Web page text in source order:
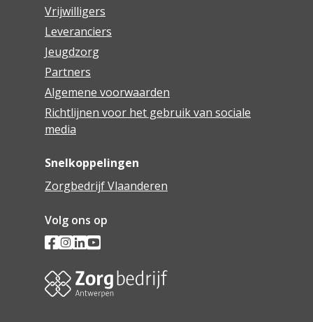
Vrijwilligers
Leveranciers
Jeugdzorg
Partners
Algemene voorwaarden
Richtlijnen voor het gebruik van sociale
media
Snelkoppelingen
Zorgbedrijf Vlaanderen
Volg ons op